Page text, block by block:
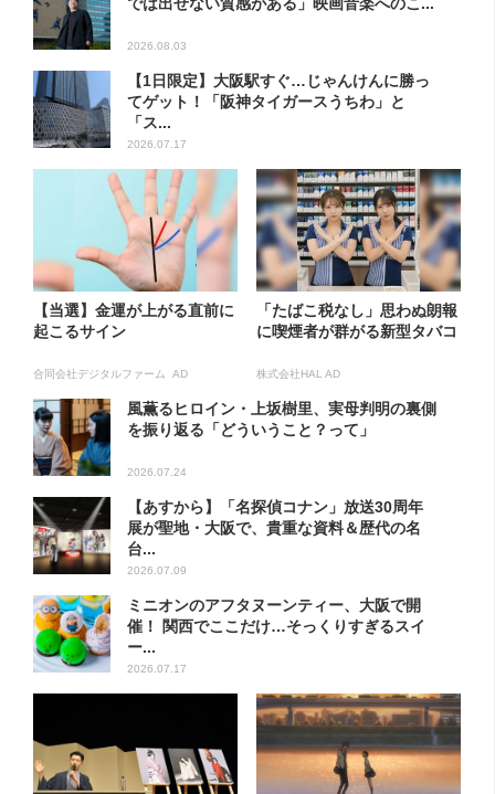
では出せない質感がある」映画音楽へのこ...
2026.08.03
【1日限定】大阪駅すぐ…じゃんけんに勝っ
てゲット！「阪神タイガースうちわ」と
「ス...
2026.07.17
【当選】金運が上がる直前に
起こるサイン
合同会社デジタルファーム AD
「たばこ税なし」思わぬ朗報
に喫煙者が群がる新型タバコ
株式会社HAL AD
風薫るヒロイン・上坂樹里、実母判明の裏側
を振り返る「どういうこと？って」
2026.07.24
【あすから】「名探偵コナン」放送30周年
展が聖地・大阪で、貴重な資料＆歴代の名
台...
2026.07.09
ミニオンのアフタヌーンティー、大阪で開
催！ 関西でここだけ…そっくりすぎるスイ
ー...
2026.07.17